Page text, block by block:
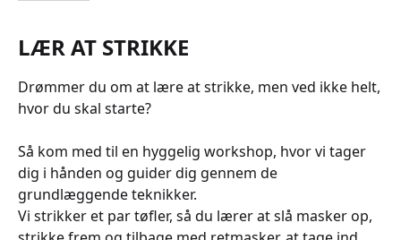
LÆR AT STRIKKE
Drømmer du om at lære at strikke, men ved ikke helt,
hvor du skal starte?
Så kom med til en hyggelig workshop, hvor vi tager
dig i hånden og guider dig gennem de
grundlæggende teknikker.
Vi strikker et par tøfler, så du lærer at slå masker op,